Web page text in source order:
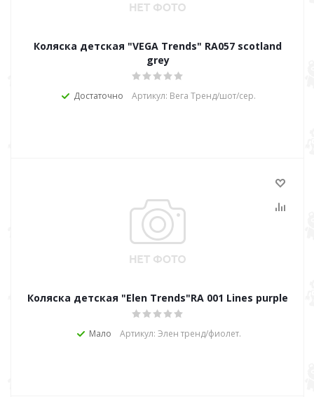
Коляска детская "VEGA Trends" RA057 scotland
grey
Достаточно Артикул: Вега Тренд/шот/сер.
Коляска детская "Elen Trends"RA 001 Lines purple
Мало Артикул: Элен тренд/фиолет.